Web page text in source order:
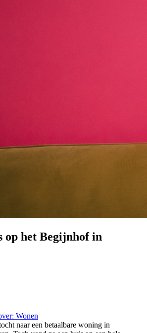
het Begijnhof in
Wonen
naar een betaalbare woning in